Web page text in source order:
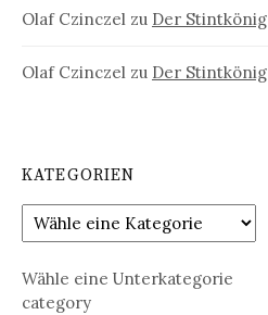
Olaf Czinczel zu Der Stintkönig
Olaf Czinczel zu Der Stintkönig
KATEGORIEN
Wähle eine Unterkategorie
category